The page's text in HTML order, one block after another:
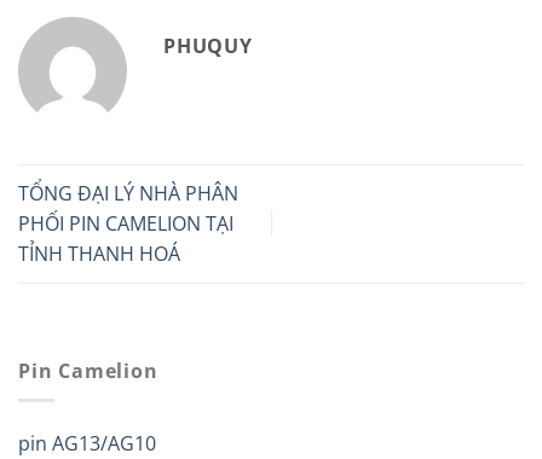
PHUQUY
TỔNG ĐẠI LÝ NHÀ PHÂN
PHỐI PIN CAMELION TẠI
TỈNH THANH HOÁ
Pin Camelion
pin AG13/AG10